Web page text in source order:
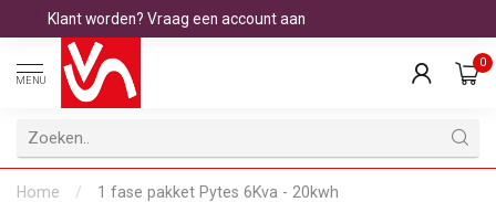
Klant worden? Vraag een account aan
MENU
0
Home / 1 fase pakket Pytes 6Kva - 20kwh